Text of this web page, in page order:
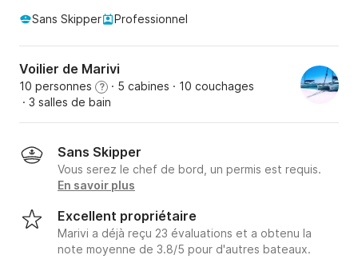
Sans Skipper Professionnel
Voilier de Marivi
10 personnes ? · 5 cabines · 10 couchages
· 3 salles de bain
Sans Skipper
Vous serez le chef de bord, un permis est requis.
En savoir plus
Excellent propriétaire
Marivi a déjà reçu 23 évaluations et a obtenu la
note moyenne de 3.8/5 pour d'autres bateaux.